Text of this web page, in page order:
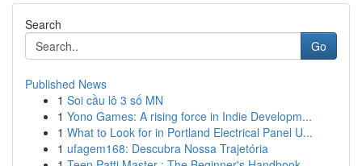
Search
Go
Published News
1 Soi cầu lô 3 số MN
1 Yono Games: A rising force in Indie Developm...
1 What to Look for in Portland Electrical Panel U...
1 ufagem168: Descubra Nossa Trajetória